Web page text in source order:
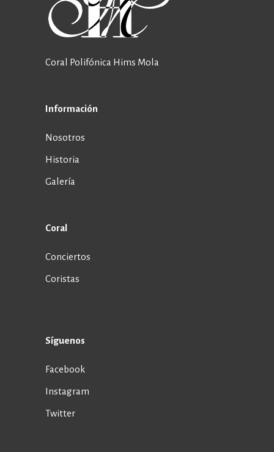
Coral Polifónica Hims Mola
Información
Nosotros
Historia
Galería
Coral
Conciertos
Coristas
Síguenos
Facebook
Instagram
Twitter